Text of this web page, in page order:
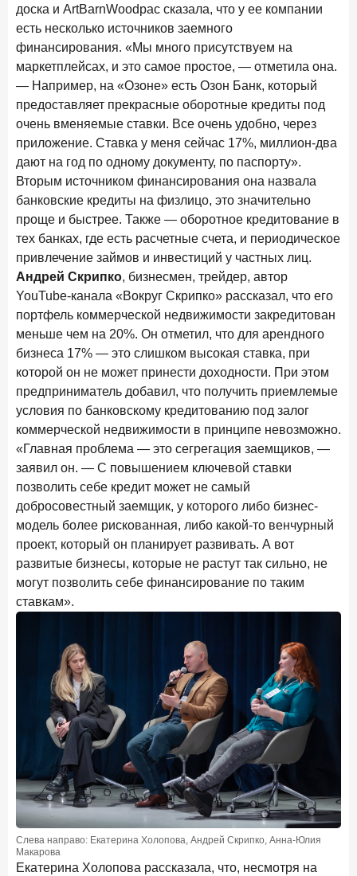
доска и ArtBarnWoodрас сказала, что у ее компании
есть несколько источников заемного
финансирования. «Мы много присутствуем на
маркетплейсах, и это самое простое, — отметила она.
— Например, на «Озоне» есть Озон Банк, который
предоставляет прекрасные оборотные кредиты под
очень вменяемые ставки. Все очень удобно, через
приложение. Ставка у меня сейчас 17%, миллион-два
дают на год по одному документу, по паспорту».
Вторым источником финансирования она назвала
банковские кредиты на физлицо, это значительно
проще и быстрее. Также — оборотное кредитование в
тех банках, где есть расчетные счета, и периодическое
привлечение займов и инвестиций у частных лиц.
Андрей Скрипко, бизнесмен, трейдер, автор
YouTube-канала «Вокруг Скрипко» рассказал, что его
портфель коммерческой недвижимости закредитован
меньше чем на 20%. Он отметил, что для арендного
бизнеса 17% — это слишком высокая ставка, при
которой он не может принести доходности. При этом
предприниматель добавил, что получить приемлемые
условия по банковскому кредитованию под залог
коммерческой недвижимости в принципе невозможно.
«Главная проблема — это сегрегация заемщиков, —
заявил он. — С повышением ключевой ставки
позволить себе кредит может не самый
добросовестный заемщик, у которого либо бизнес-
модель более рискованная, либо какой-то венчурный
проект, который он планирует развивать. А вот
развитые бизнесы, которые не растут так сильно, не
могут позволить себе финансирование по таким
ставкам».
Слева направо: Екатерина Холопова, Андрей Скрипко, Анна-Юлия
Макарова
Екатерина Холопова рассказала, что, несмотря на